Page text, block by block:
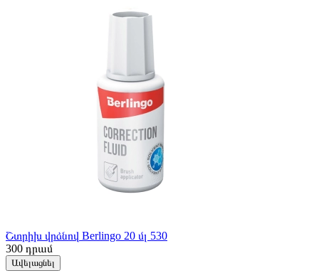
Շտրիխ վրձնով Berlingo 20 մլ 530
300 դրամ
Ավելացնել